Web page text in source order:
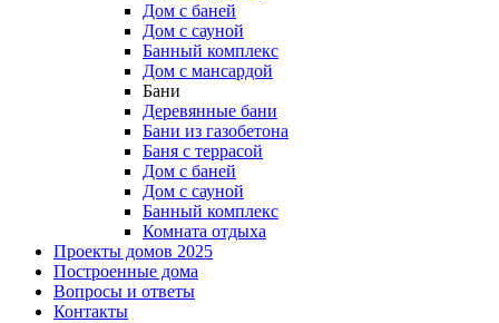
Дом с баней
Дом с сауной
Банный комплекс
Дом с мансардой
Бани
Деревянные бани
Бани из газобетона
Баня с террасой
Дом с баней
Дом с сауной
Банный комплекс
Комната отдыха
Проекты домов 2025
Построенные дома
Вопросы и ответы
Контакты